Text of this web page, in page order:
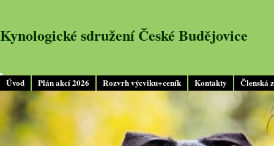
Úvod Plán akcí 2026 Rozvrh výcviku+ceník Kontakty Členská
Kynologické sdružení České Budějovice